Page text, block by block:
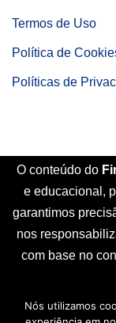
Termos de Uso
Política de
Políticas de
O conteúdo do
e educacional,
garantimos
nos
com base no
Início
Nós utilizamos